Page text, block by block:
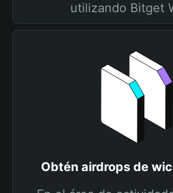
utilizando Bitget
Obtén airdrops de